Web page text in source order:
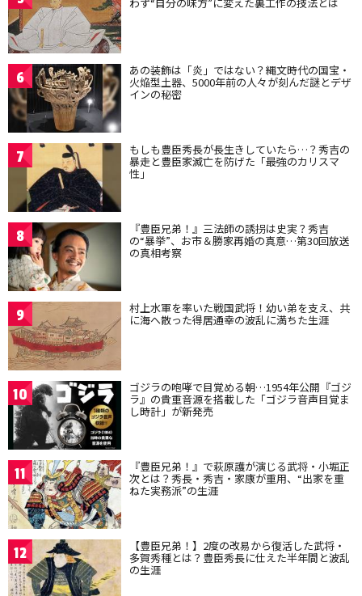
6 あの装飾は「炎」ではない？縄文時代の国宝・
火焔型土器、5000年前の人々が刻んだ謎とデザ
インの秘密
7 もしも豊臣秀長が長生きしていたら…？秀吉の
暴走と豊臣家滅亡を防げた「最強のカリスマ
性」
8 『豊臣兄弟！』三法師の誘拐は史実？秀吉
の“暴挙”、お市＆勝家再婚の真意…第30回放送
の真相考察
9 村上水軍を率いた戦国武将！幼い弟を支え、共
に海へ散った得居通幸の波乱に満ちた生涯
10 ゴジラの咆哮で目覚める朝…1954年公開『ゴジ
ラ』の貴重音源を搭載した「ゴジラ音声目覚ま
し時計」が新発売
11 『豊臣兄弟！』で萩原護が演じる武将・小堀正
次とは？秀長・秀吉・家康が重用、“出家を重
ねた実務派”の生涯
12 【豊臣兄弟！】2度の改易から復活した武将・
多賀秀種とは？豊臣秀長に仕えた半年間と波乱
の生涯